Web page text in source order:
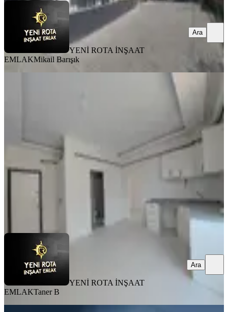
YENİ ROTA İNŞAAT
EMLAKMikail Barışık
Ara
Yeni Rota'dan Üniversite Karşısı 1+1
06.08.2026
1.700.000 ₺
YENİ ROTA İNŞAAT
EMLAKTaner B
Ara